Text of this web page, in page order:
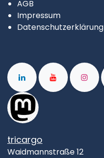
AGB
Impressum
Datenschutzerklärung
tricargo
Waidmannstraße 12